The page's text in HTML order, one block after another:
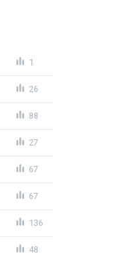
1
26
88
27
67
67
136
48